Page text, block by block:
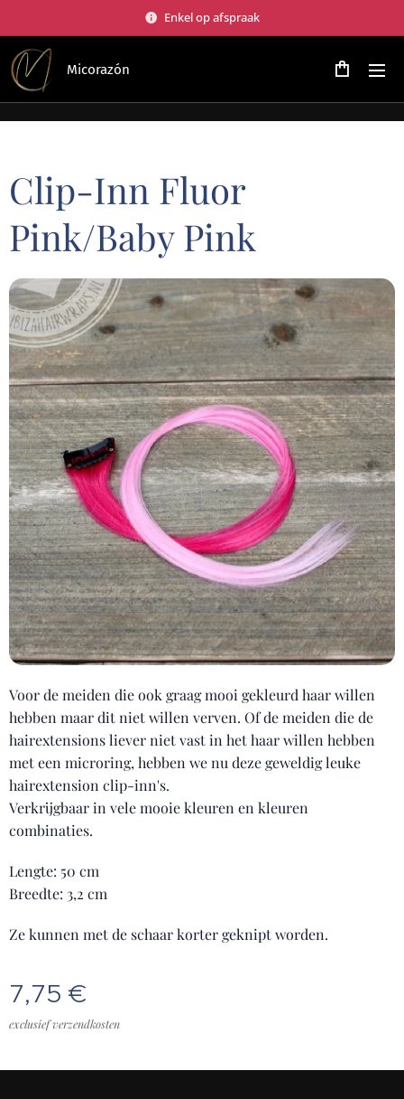
Enkel op afspraak
Micorazón
Clip-Inn Fluor
Pink/Baby Pink
Voor de meiden die ook graag mooi gekleurd haar willen
hebben maar dit niet willen verven. Of de meiden die de
hairextensions liever niet vast in het haar willen hebben
met een microring, hebben we nu deze geweldig leuke
hairextension clip-inn's.
Verkrijgbaar in vele mooie kleuren en kleuren
combinaties.
Lengte: 50 cm
Breedte: 3,2 cm
Ze kunnen met de schaar korter geknipt worden.
7,75 €
exclusief verzendkosten